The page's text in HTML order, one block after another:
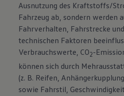
Ausnutzung des Kraftstoffs/
Fahrzeug ab, sondern werden
Fahrverhalten, Fahrstrecke
technischen Faktoren
Verbrauchswerte, CO2-
können sich durch
(z. B. Reifen,
sowie Fahrstil,